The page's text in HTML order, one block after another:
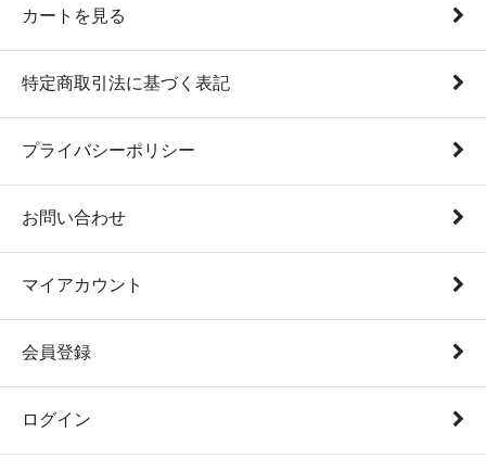
カートを見る
特定商取引法に基づく表記
プライバシーポリシー
お問い合わせ
マイアカウント
会員登録
ログイン